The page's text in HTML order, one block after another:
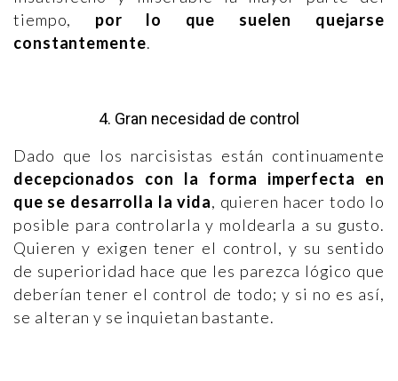
tiempo, por lo que suelen quejarse
constantemente.
4. Gran necesidad de control
Dado que los narcisistas están continuamente
decepcionados con la forma imperfecta en
que se desarrolla la vida, quieren hacer todo lo
posible para controlarla y moldearla a su gusto.
Quieren y exigen tener el control, y su sentido
de superioridad hace que les parezca lógico que
deberían tener el control de todo; y si no es así,
se alteran y se inquietan bastante.